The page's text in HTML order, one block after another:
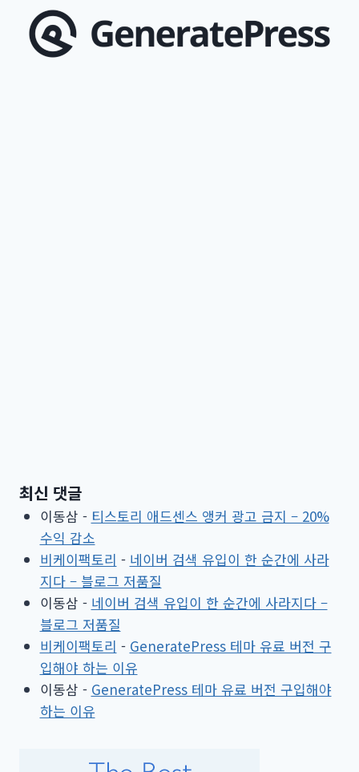
한
최신 댓글
이동삼 - 티스토리 애드센스 앵커 광고 금지 – 20%
수익 감소
비케이팩토리 - 네이버 검색 유입이 한 순간에 사라
지다 – 블로그 저품질
이동삼 - 네이버 검색 유입이 한 순간에 사라지다 –
블로그 저품질
비케이팩토리 - GeneratePress 테마 유료 버전 구
입해야 하는 이유
이동삼 - GeneratePress 테마 유료 버전 구입해야
하는 이유